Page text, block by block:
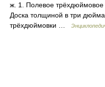
ж. 1. Полевое трёхдюймовое
Доска толщиной в три
трёхдюймовки …